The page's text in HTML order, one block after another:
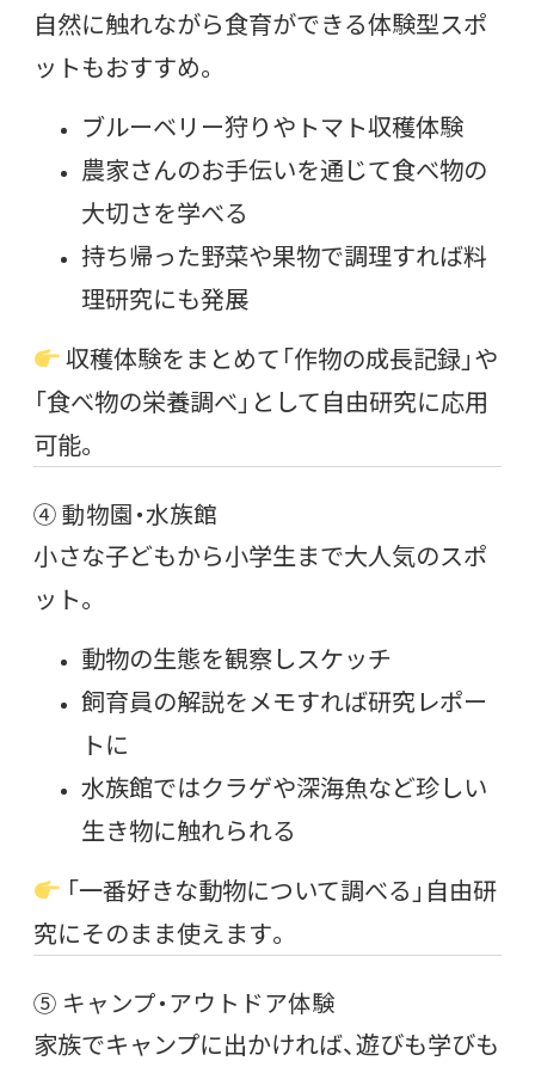
自然に触れながら食育ができる体験型スポ
ットもおすすめ。
ブルーベリー狩りやトマト収穫体験
農家さんのお手伝いを通じて食べ物の
大切さを学べる
持ち帰った野菜や果物で調理すれば料
理研究にも発展
収穫体験をまとめて「作物の成長記録」や
「食べ物の栄養調べ」として自由研究に応用
可能。
④ 動物園・水族館
小さな子どもから小学生まで大人気のスポ
ット。
動物の生態を観察しスケッチ
飼育員の解説をメモすれば研究レポー
トに
水族館ではクラゲや深海魚など珍しい
生き物に触れられる
「一番好きな動物について調べる」自由研
究にそのまま使えます。
⑤ キャンプ・アウトドア体験
家族でキャンプに出かければ、遊びも学びも